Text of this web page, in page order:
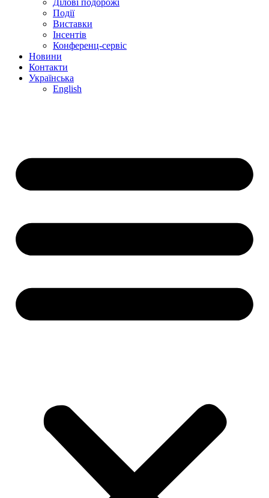
Події
Виставки
Інсентів
Конференц-сервіс
Новини
Контакти
Українська
English